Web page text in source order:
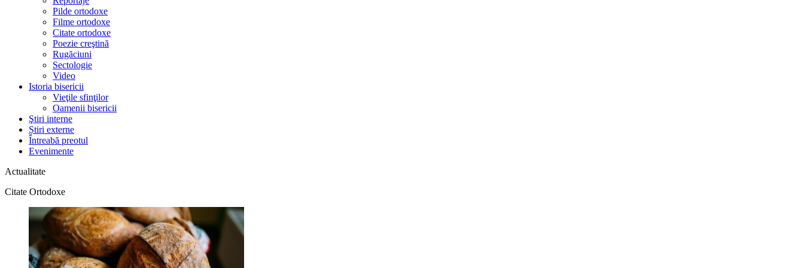
Pilde ortodoxe
Filme ortodoxe
Citate ortodoxe
Poezie creştină
Rugăciuni
Sectologie
Video
Istoria bisericii
Vieţile sfinţilor
Oamenii bisericii
Ştiri interne
Știri externe
Întreabă preotul
Evenimente
Actualitate
Citate Ortodoxe